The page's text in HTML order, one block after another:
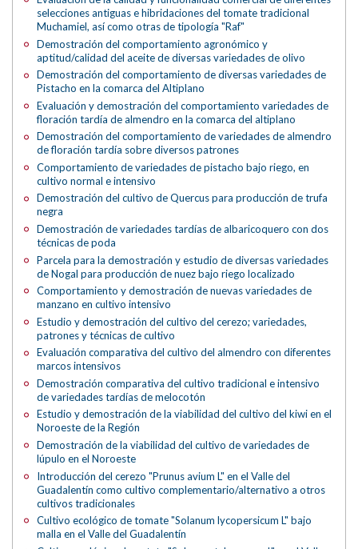
selecciones antiguas e hibridaciones del tomate tradicional
Muchamiel, así como otras de tipología "Raf"
Demostración del comportamiento agronómico y
aptitud/calidad del aceite de diversas variedades de olivo
Demostración del comportamiento de diversas variedades de
Pistacho en la comarca del Altiplano
Evaluación y demostración del comportamiento variedades de
floración tardía de almendro en la comarca del altiplano
Demostración del comportamiento de variedades de almendro
de floración tardía sobre diversos patrones
Comportamiento de variedades de pistacho bajo riego, en
cultivo normal e intensivo
Demostración del cultivo de Quercus para producción de trufa
negra
Demostración de variedades tardías de albaricoquero con dos
técnicas de poda
Parcela para la demostración y estudio de diversas variedades
de Nogal para producción de nuez bajo riego localizado
Comportamiento y demostración de nuevas variedades de
manzano en cultivo intensivo
Estudio y demostración del cultivo del cerezo; variedades,
patrones y técnicas de cultivo
Evaluación comparativa del cultivo del almendro con diferentes
marcos intensivos
Demostración comparativa del cultivo tradicional e intensivo
de variedades tardías de melocotón
Estudio y demostración de la viabilidad del cultivo del kiwi en el
Noroeste de la Región
Demostración de la viabilidad del cultivo de variedades de
lúpulo en el Noroeste
Introducción del cerezo "Prunus avium L" en el Valle del
Guadalentín como cultivo complementario/alternativo a otros
cultivos tradicionales
Cultivo ecológico de tomate "Solanum lycopersicum L" bajo
malla en el Valle del Guadalentín